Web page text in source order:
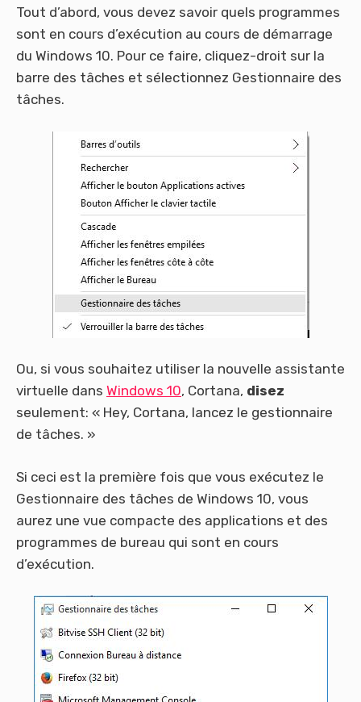
Tout d’abord, vous devez savoir quels programmes
sont en cours d’exécution au cours de démarrage
du Windows 10. Pour ce faire, cliquez-droit sur la
barre des tâches et sélectionnez Gestionnaire des
tâches.
Ou, si vous souhaitez utiliser la nouvelle assistante
virtuelle dans Windows 10, Cortana, disez
seulement: « Hey, Cortana, lancez le gestionnaire
de tâches. »
Si ceci est la première fois que vous exécutez le
Gestionnaire des tâches de Windows 10, vous
aurez une vue compacte des applications et des
programmes de bureau qui sont en cours
d’exécution.